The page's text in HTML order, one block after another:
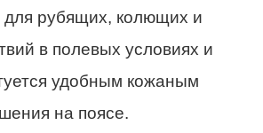
для рубящих, колющих и
в полевых условиях и
удобным кожаным
на поясе.